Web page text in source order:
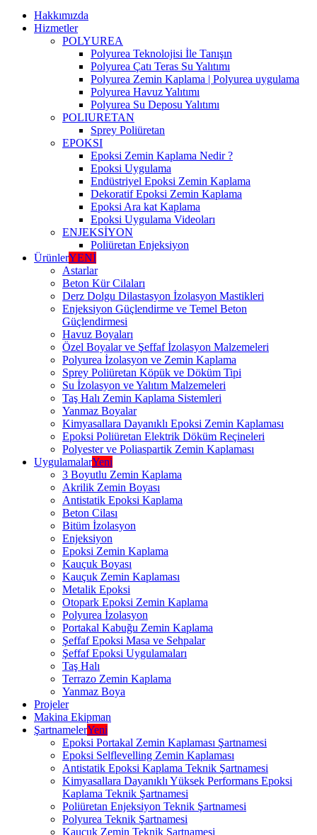
Hakkımızda
Hizmetler
POLYUREA
Polyurea Teknolojisi İle Tanışın
Polyurea Çatı Teras Su Yalıtımı
Polyurea Zemin Kaplama | Polyurea uygulama
Polyurea Havuz Yalıtımı
Polyurea Su Deposu Yalıtımı
POLIURETAN
Sprey Poliüretan
EPOKSI
Epoksi Zemin Kaplama Nedir ?
Epoksi Uygulama
Endüstriyel Epoksi Zemin Kaplama
Dekoratif Epoksi Zemin Kaplama
Epoksi Ara kat Kaplama
Epoksi Uygulama Videoları
ENJEKSİYON
Poliüretan Enjeksiyon
ÜrünlerYENİ
Astarlar
Beton Kür Cilaları
Derz Dolgu Dilastasyon İzolasyon Mastikleri
Enjeksiyon Güçlendirme ve Temel Beton
Güçlendirmesi
Havuz Boyaları
Özel Boyalar ve Şeffaf İzolasyon Malzemeleri
Polyurea İzolasyon ve Zemin Kaplama
Sprey Poliüretan Köpük ve Döküm Tipi
Su İzolasyon ve Yalıtım Malzemeleri
Taş Halı Zemin Kaplama Sistemleri
Yanmaz Boyalar
Kimyasallara Dayanıklı Epoksi Zemin Kaplaması
Epoksi Poliüretan Elektrik Döküm Reçineleri
Polyester ve Poliaspartik Zemin Kaplaması
UygulamalarYeni
3 Boyutlu Zemin Kaplama
Akrilik Zemin Boyası
Antistatik Epoksi Kaplama
Beton Cilası
Bitüm İzolasyon
Enjeksiyon
Epoksi Zemin Kaplama
Kauçuk Boyası
Kauçuk Zemin Kaplaması
Metalik Epoksi
Otopark Epoksi Zemin Kaplama
Polyurea İzolasyon
Portakal Kabuğu Zemin Kaplama
Şeffaf Epoksi Masa ve Sehpalar
Şeffaf Epoksi Uygulamaları
Taş Halı
Terrazo Zemin Kaplama
Yanmaz Boya
Projeler
Makina Ekipman
ŞartnamelerYeni
Epoksi Portakal Zemin Kaplaması Şartnamesi
Epoksi Selflevelling Zemin Kaplaması
Antistatik Epoksi Kaplama Teknik Şartnamesi
Kimyasallara Dayanıklı Yüksek Performans Epoksi
Kaplama Teknik Şartnamesi
Poliüretan Enjeksiyon Teknik Şartnamesi
Polyurea Teknik Şartnamesi
Kauçuk Zemin Teknik Şartnamesi